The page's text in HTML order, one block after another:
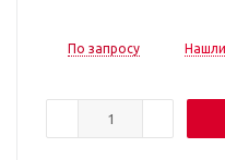
По запросу